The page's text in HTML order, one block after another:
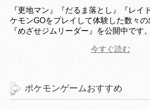
『更地マン』『だるま落とし』『レ
ケモンGOをプレイして体験した数々
『めざせジムリーダー』を公開中です。
今すぐ読む
ポケモンゲームおすすめ